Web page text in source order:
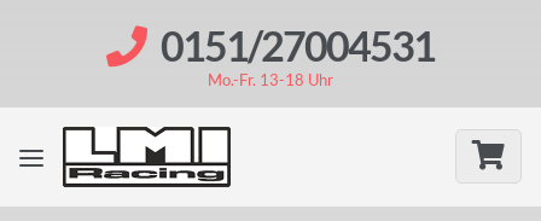
0151/27004531
Mo.-Fr. 13-18 Uhr